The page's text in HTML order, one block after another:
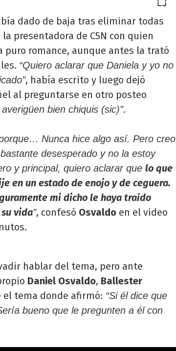
dado de baja tras eliminar todas
la presentadora de C5N con quien
romance, aunque antes la trató
“Quiero aclarar que Daniela y yo no
, había escrito y luego dejó
al preguntarse en otro posteo
bien chiquis (sic)”.
Nunca hice algo así. Pero creo
desesperado y no la estoy
y principal, quiero aclarar que lo que
en un estado de enojo y de ceguera.
mi dicho le haya traído
vida”, confesó Osvaldo en el video
hablar del tema, pero ante
Daniel Osvaldo, Ballester
el tema donde afirmó: “Si él dice que
bueno que le pregunten a él con